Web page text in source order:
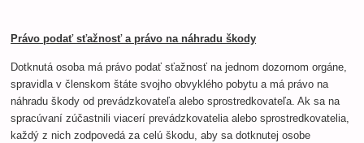
Právo podať sťažnosť a právo na náhradu škody
Dotknutá osoba má právo podať sťažnosť na jednom dozornom orgáne,
spravidla v členskom štáte svojho obvyklého pobytu a má právo na
náhradu škody od prevádzkovateľa alebo sprostredkovateľa. Ak sa na
spracúvaní zúčastnili viacerí prevádzkovatelia alebo sprostredkovatelia,
každý z nich zodpovedá za celú škodu, aby sa dotknutej osobe